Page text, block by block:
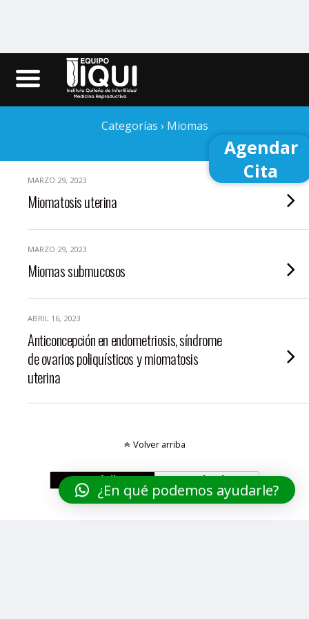
Iqui.ec
Categorías › Miomas
MARZO 29, 2023
Miomatosis uterina
MARZO 29, 2023
Miomas submucosos
ABRIL 16, 2023
Anticoncepción en endometriosis, síndrome
de ovarios poliquísticos y miomatosis
uterina
Volver arriba
Móvil Escritorio
Agendar
Cita
¿En qué podemos ayudarle?